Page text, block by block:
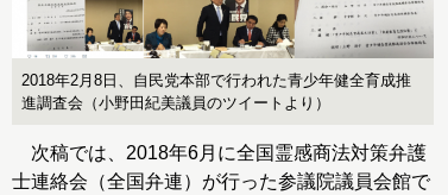
2018年2月8日、自民党本部で行われた青少年健全育成推
進調査会（小野田紀美議員のツイートより）
次稿では、2018年6月に全国霊感商法対策弁護
士連絡会（全国弁連）が行った参議院議員会館で